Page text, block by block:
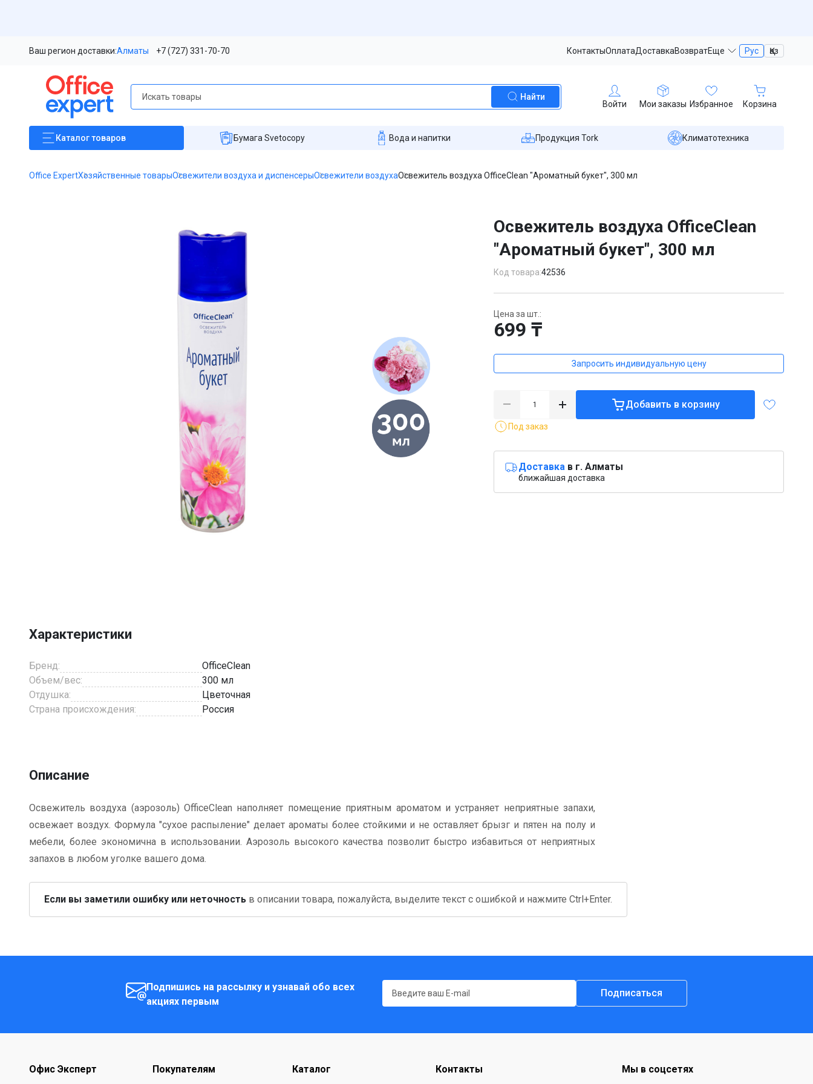
Ваш регион доставки:Алматы +7 (727) 331-70-70 КонтактыОплатаДоставкаВозвратЕще Рус Қаз
Найти
Войти Мои заказы Избранное Корзина
Каталогтоваров Бумага Svetocopy Вода и напитки Продукция Tork Климатотехника
Office ExpertХозяйственные товарыОсвежители воздуха и диспенсерыОсвежители воздухаОсвежитель воздуха OfficeClean "Ароматный букет", 300 мл
3
Освежитель воздуха OfficeClean
"Ароматный букет", 300 мл
Код товара:42536
Цена за шт.:
699 ₸
Запросить индивидуальную цену
Добавить в корзину
Под заказ
Доставка в г. Алматы
ближайшая доставка
Характеристики
Бренд:
OfficeClean
Объем/вес:
300 мл
Отдушка:
Цветочная
Страна происхождения:
Россия
Описание
Освежитель воздуха (аэрозоль) OfficeClean наполняет помещение приятным ароматом и устраняет неприятные запахи,
освежает воздух. Формула "сухое распыление" делает ароматы более стойкими и не оставляет брызг и пятен на полу и
мебели, более экономична в использовании. Аэрозоль высокого качества позволит быстро избавиться от неприятных
запахов в любом уголке вашего дома.
Если вы заметили ошибку или неточность в описании товара, пожалуйста, выделите текст с ошибкой и нажмите Ctrl+Enter.
Подпишись на рассылку и узнавай обо всех
акциях первым
Подписаться
Офис Эксперт Покупателям Каталог Контакты Мы в соцсетях